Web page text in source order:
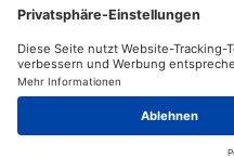
mit dem DSV und
und über 7.000
- verteilt auf 11.733
die Konzeption,
für Winter und